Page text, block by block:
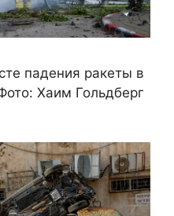
падения ракеты в
Хаим Гольдберг